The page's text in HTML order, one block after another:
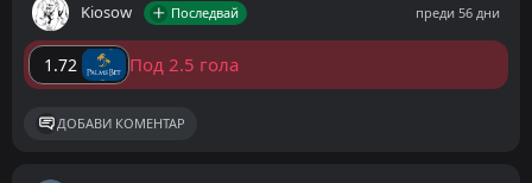
Kiosow Последвай преди 56 дни
1.72 Под 2.5 гола
ДОБАВИ КОМЕНТАР